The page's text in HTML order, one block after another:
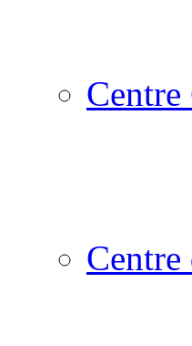
Centre